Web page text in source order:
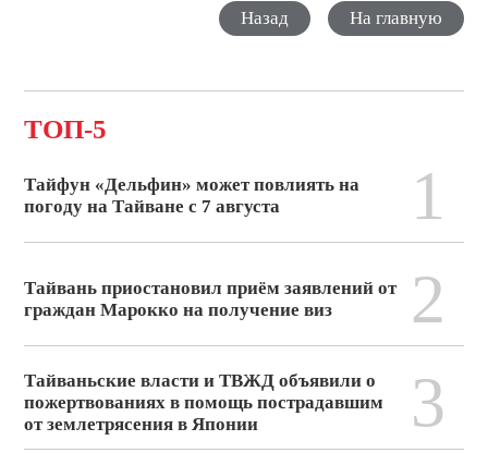
Назад На главную
ТОП-5
Тайфун «Дельфин» может повлиять на
погоду на Тайване с 7 августа
1
Тайвань приостановил приём заявлений от
граждан Марокко на получение виз
2
Тайваньские власти и ТВЖД объявили о
пожертвованиях в помощь пострадавшим
от землетрясения в Японии
3